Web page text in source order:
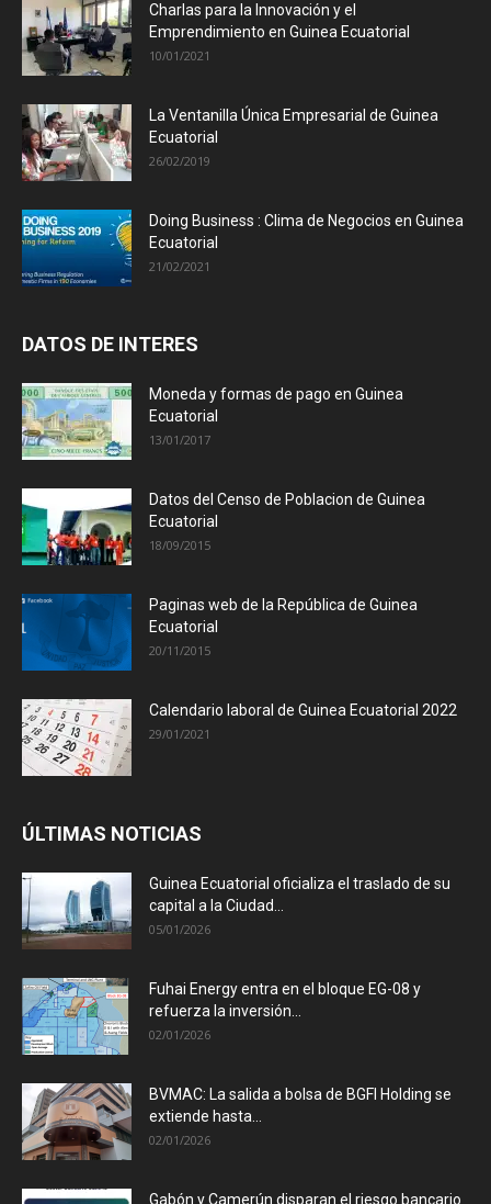
Charlas para la Innovación y el
Emprendimiento en Guinea Ecuatorial
10/01/2021
La Ventanilla Única Empresarial de Guinea
Ecuatorial
26/02/2019
Doing Business : Clima de Negocios en Guinea
Ecuatorial
21/02/2021
DATOS DE INTERES
Moneda y formas de pago en Guinea
Ecuatorial
13/01/2017
Datos del Censo de Poblacion de Guinea
Ecuatorial
18/09/2015
Paginas web de la República de Guinea
Ecuatorial
20/11/2015
Calendario laboral de Guinea Ecuatorial 2022
29/01/2021
ÚLTIMAS NOTICIAS
Guinea Ecuatorial oficializa el traslado de su
capital a la Ciudad...
05/01/2026
Fuhai Energy entra en el bloque EG-08 y
refuerza la inversión...
02/01/2026
BVMAC: La salida a bolsa de BGFI Holding se
extiende hasta...
02/01/2026
Gabón y Camerún disparan el riesgo bancario